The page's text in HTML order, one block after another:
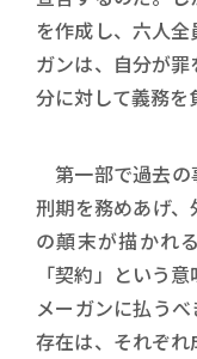
を作成し、六人
ガンは、自分が
分に対して義務
第一部で過去の
刑期を務めあげ、
の顛末が描かれ
「契約」という
メーガンに払う
存在は、それぞ